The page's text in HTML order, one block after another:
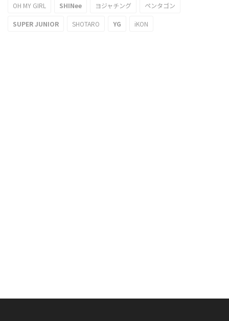
OH MY GIRL SHINee ヨジャチング ペンタゴン
SUPER JUNIOR SHOTARO YG iKON